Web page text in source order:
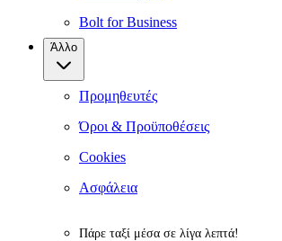
Bolt for Business
Άλλο
Προμηθευτές
Όροι & Προϋποθέσεις
Cookies
Ασφάλεια
Πάρε ταξί μέσα σε λίγα λεπτά!